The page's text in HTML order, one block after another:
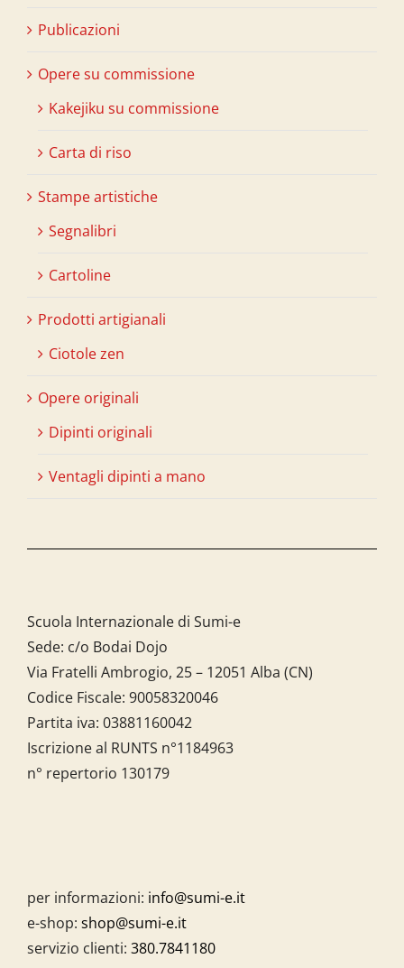
Publicazioni
Opere su commissione
Kakejiku su commissione
Carta di riso
Stampe artistiche
Segnalibri
Cartoline
Prodotti artigianali
Ciotole zen
Opere originali
Dipinti originali
Ventagli dipinti a mano
Scuola Internazionale di Sumi-e
Sede: c/o Bodai Dojo
Via Fratelli Ambrogio, 25 – 12051 Alba (CN)
Codice Fiscale: 90058320046
Partita iva: 03881160042
Iscrizione al RUNTS n°1184963
n° repertorio 130179
per informazioni: info@sumi-e.it
e-shop: shop@sumi-e.it
servizio clienti: 380.7841180